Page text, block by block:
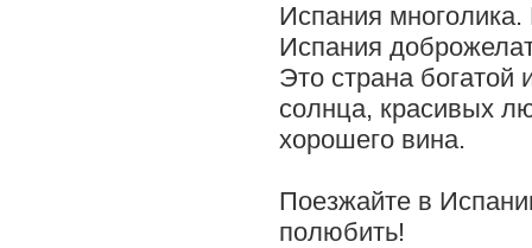
Испания
Испания
Это страна богатой
солнца, красивых
хорошего вина.
Поезжайте в
полюбить!